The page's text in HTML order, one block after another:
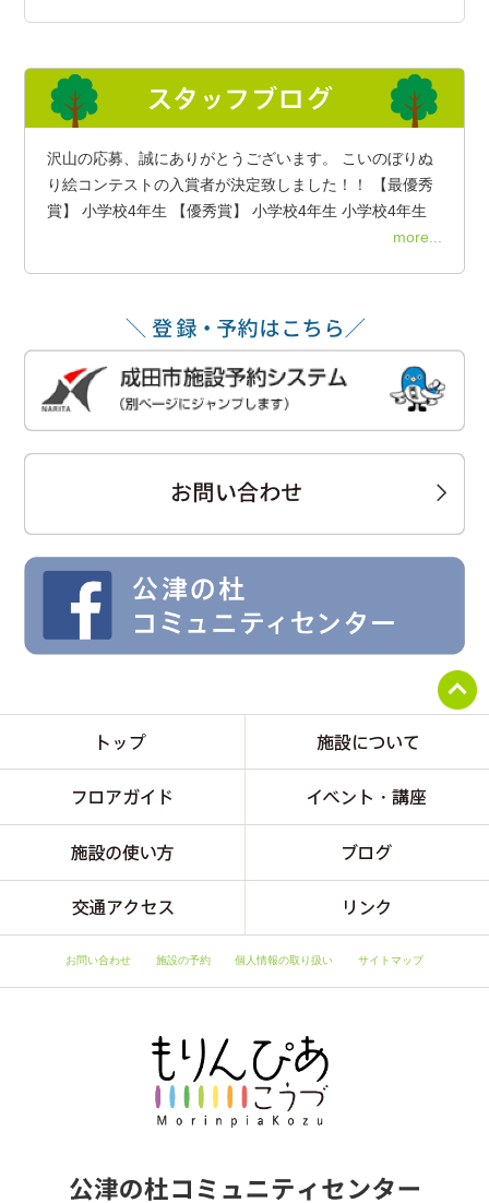
沢山の応募、誠にありがとうございます。 こいのぼりぬ
り絵コンテストの入賞者が決定致しました！！ 【最優秀
賞】 小学校4年生 【優秀賞】 小学校4年生 小学校4年生
more...
お問い合わせ 施設の予約 個人情報の取り扱い サイトマップ